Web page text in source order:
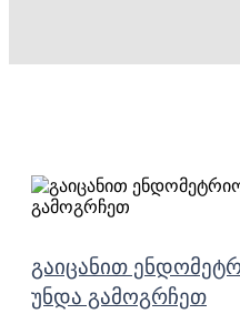
გაიცანით
უნდა გამოგრჩეთ